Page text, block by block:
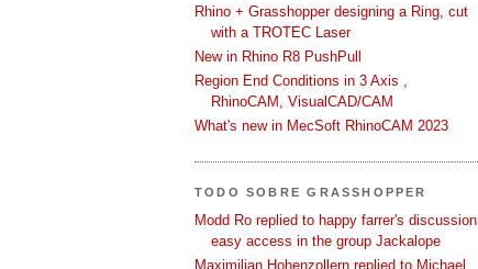
Rhino + Grasshopper designing a Ring, cut
with a TROTEC Laser
New in Rhino R8 PushPull
Region End Conditions in 3 Axis ,
RhinoCAM, VisualCAD/CAM
What's new in MecSoft RhinoCAM 2023
TODO SOBRE GRASSHOPPER
Modd Ro replied to happy farrer's discussion
easy access in the group Jackalope
Maximilian Hohenzollern replied to Michael